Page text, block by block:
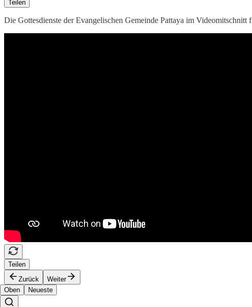
Teilen
Die Gottesdienste der Evangelischen Gemeinde Pattaya im
Teilen
Zurück
Weiter
Oben
Neueste